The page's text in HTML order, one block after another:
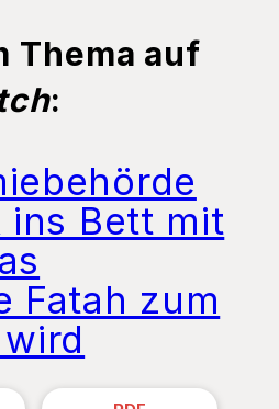
Thema auf
:
ins Bett mit
Fatah zum